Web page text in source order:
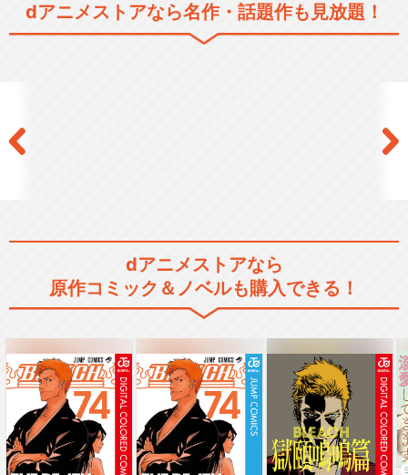
dアニメストアなら名作・話題作も見放題！
dアニメストアなら
原作コミック＆ノベルも購入できる！